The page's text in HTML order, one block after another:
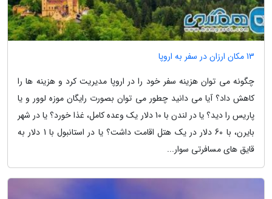
13 مکان ارزان در سفر به اروپا
چگونه می توان هزینه سفر خود را در اروپا مدیریت کرد و هزینه ها را
کاهش داد؟ آیا می دانید چطور می توان بصورت رایگان موزه لوور و یا
پاریس را دید؟ یا در لندن با 10 دلار یک وعده کامل، غذا خورد؟ یا در شهر
بایرن، با 60 دلار در یک هتل اقامت داشت؟ یا در استانبول با 1 دلار به
قایق های مسافرتی سوار...